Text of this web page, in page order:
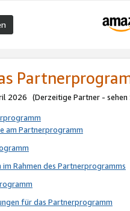
2026 (Derzeitige Partner - sehen
am Partnerprogramm
Rahmen des Partnerprogramms
für das Partnerprogramm